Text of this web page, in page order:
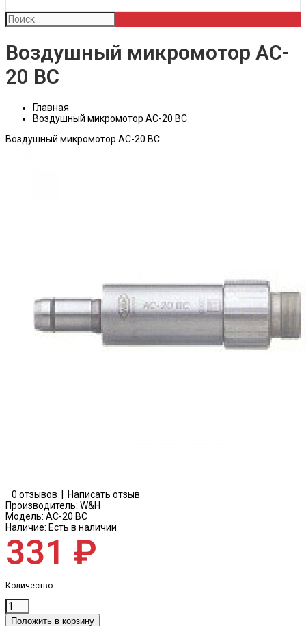
Воздушный микромотор AC-
20 BC
Главная
Воздушный микромотор AC-20 BC
Воздушный микромотор AC-20 BC
0 отзывов
Написать отзыв
Производитель: W&H
Модель: AC-20 BC
Наличие: Есть в наличии
331 ₽
Количество